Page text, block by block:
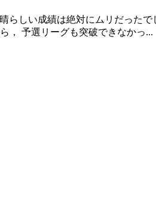
らしい成績は絶対にムリだった
， 予選リーグも突破できなかっ...